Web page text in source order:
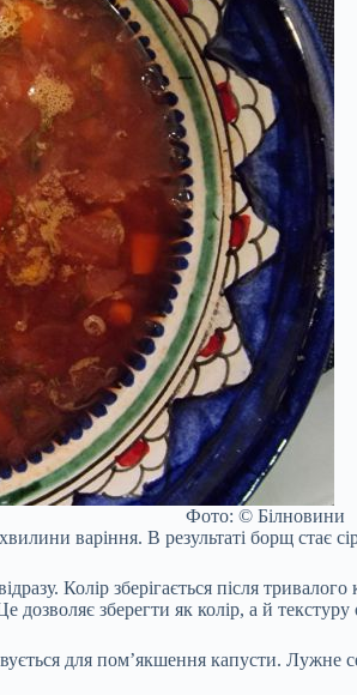
Фото: © Білновини
варіння. В результаті борщ стає
Колір зберігається після тривалого
дозволяє зберегти як колір, а й текстуру
для пом’якшення капусти. Лужне